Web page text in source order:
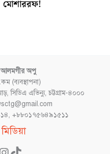
মোশাররফ!
আলমগীর অপু
(ব্যবস্থাপনা)
সিডিএ এভিন্যু, চট্টগ্রাম-৪০০০
+৮৮০১৭৫৬৪৯১৫১১
TikTok